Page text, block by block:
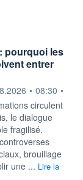
pourquoi les
entrer
• 08:30 •
circulent
le dialogue
fragilisé.
brouillage
une ... Lire la